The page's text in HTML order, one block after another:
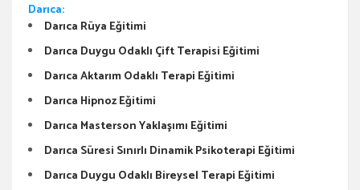
Darıca:
Darıca Rüya Eğitimi
Darıca Duygu Odaklı Çift Terapisi Eğitimi
Darıca Aktarım Odaklı Terapi Eğitimi
Darıca Hipnoz Eğitimi
Darıca Masterson Yaklaşımı Eğitimi
Darıca Süresi Sınırlı Dinamik Psikoterapi Eğitimi
Darıca Duygu Odaklı Bireysel Terapi Eğitimi